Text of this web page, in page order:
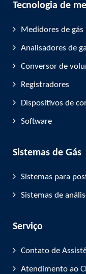
Tecnologia de
Medidores de gás
Analisadores de
Conversor de
Registradores
Dispositivos de
Software
Sistemas de Gás
Sistemas para
Sistemas de
Serviço
Contato de
Atendimento ao